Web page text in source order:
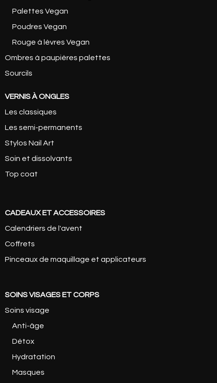
Palettes Vegan
Poudres Vegan
Rouge à lèvres Vegan
Ombres à paupières palettes
Sourcils
VERNIS À ONGLES
Les classiques
Les semi-permanents
Stylos Nail Art
Soin et dissolvants
Top coat
CADEAUX ET ACCESSOIRES
Calendriers de l'avent
Coffrets
Pinceaux de maquillage et applicateurs
SOINS VISAGES ET CORPS
Soins visage
Anti-âge
Détox
Hydratation
Masques